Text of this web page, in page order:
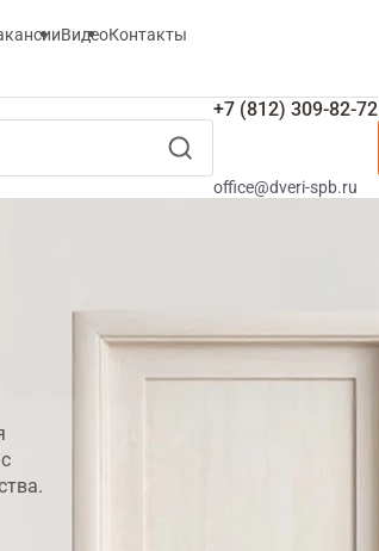
ВидеоКонтакты
+7 (812) 309-82-72
office@dveri-spb.ru